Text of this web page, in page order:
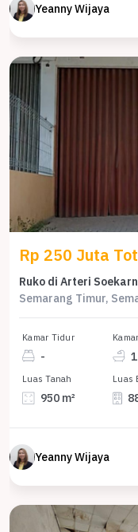
Yeanny Wijaya
Rp 250 Juta
Ruko di Arteri
Semarang Timur,
Kamar Tidur
- 1
Luas Tanah
950 m²
Luas
Yeanny Wijaya